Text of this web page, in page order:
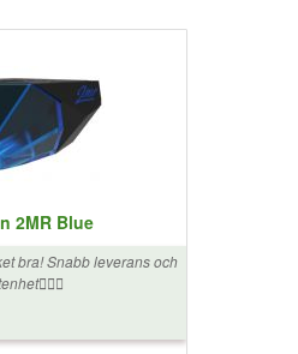
2MR Blue
och